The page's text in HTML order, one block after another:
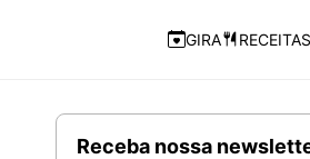
Navegação
GIRA RECEITAS
Receba nossa